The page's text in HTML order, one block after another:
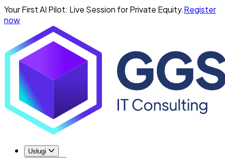
Your First AI Pilot: Live Session for Private Equity.Register
now
Usługi